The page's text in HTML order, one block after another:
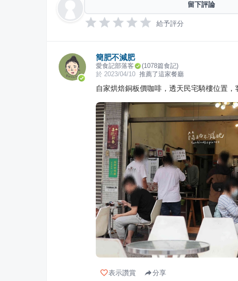
留下評論
給予評分
簡肥不減肥
愛食記部落客 (1078篇食記)
於 2023/04/10 推薦了這家餐廳
自家烘焙銅板價咖啡，透天民宅騎樓位置
表示讚賞 分享